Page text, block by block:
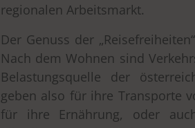
regionalen Arbeitsmarkt.
Der Genuss der
Nach dem Wohnen sind
Belastungsquelle der
geben also für ihre Transporte
für ihre Ernährung, oder